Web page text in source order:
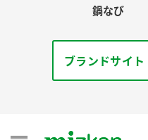
鍋なび
ブランドサイト